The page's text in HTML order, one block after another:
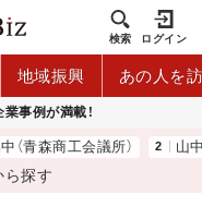
検索 ログイン
地域振興 あの人を
事例が満載！
工会議所） 山中伸弥
ら探す